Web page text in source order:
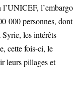
l’UNICEF, l’embargo
000 personnes, dont
les intérêts
cette fois-ci, le
leurs pillages et